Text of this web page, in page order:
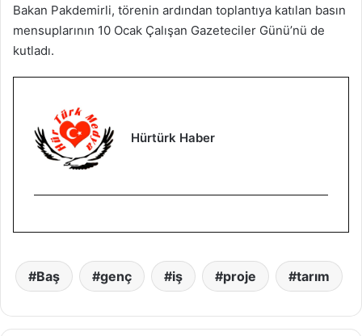
Bakan Pakdemirli, törenin ardından toplantıya katılan basın
mensuplarının 10 Ocak Çalışan Gazeteciler Günü’nü de
kutladı.
Hürtürk Haber
Baş genç iş proje tarım